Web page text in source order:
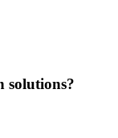
solutions?